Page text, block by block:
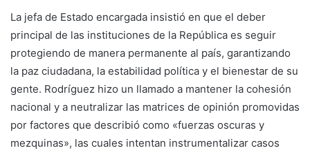
La jefa de Estado encargada insistió en que el deber
principal de las instituciones de la República es seguir
protegiendo de manera permanente al país, garantizando
la paz ciudadana, la estabilidad política y el bienestar de su
gente. Rodríguez hizo un llamado a mantener la cohesión
nacional y a neutralizar las matrices de opinión promovidas
por factores que describió como «fuerzas oscuras y
mezquinas», las cuales intentan instrumentalizar casos